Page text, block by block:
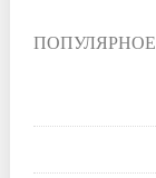
ПОПУЛЯРНОЕ